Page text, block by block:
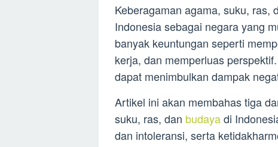
Keberagaman agama, suku, ras,
Indonesia sebagai negara yang
banyak keuntungan seperti
kerja, dan memperluas
dapat menimbulkan dampak
Artikel ini akan membahas tiga
suku, ras, dan budayadi
dan intoleransi, serta